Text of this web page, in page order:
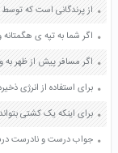
از پرندگانی است که
جواب درست و نادرست درس